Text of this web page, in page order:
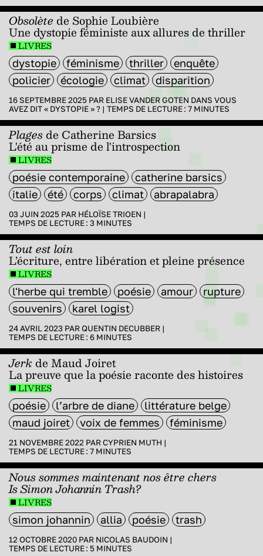
Obsolète de Sophie Loubière
Une dystopie féministe aux allures de thriller
LIVRES
dystopie féminisme thriller
enquête
policier
écologie climat disparition
16 SEPTEMBRE 2025 PAR ELISE VANDER GOTEN DANS VOUS
AVEZ DIT « DYSTOPIE » ? | TEMPS DE LECTURE : 7 MINUTES
Plagesde Catherine Barsics
L'été au prisme de l'introspection
LIVRES
poésie contemporaine
catherine barsics
italie
été corps climat abrapalabra
03 JUIN 2025 PAR HÉLOÏSE TRIOEN |
TEMPS DE LECTURE : 3 MINUTES
Tout est loin
L’écriture, entre libération et pleine présence
LIVRES
l'herbe qui tremble poésie amour
rupture
souvenirs
karel logist
24 AVRIL 2023 PARQUENTIN DECUBBER |
TEMPS DE LECTURE : 6 MINUTES
Jerk de Maud Joiret
La preuve que la poésie raconte des histoires
LIVRES
poésie l’arbre de diane
littérature belge
maud joiret
voix de femmes féminisme
21 NOVEMBRE 2022 PARCYPRIEN MUTH |
TEMPS DE LECTURE : 7 MINUTES
Nous sommes maintenant nos être chers
Is Simon Johannin Trash?
LIVRES
simon johannin allia poésie trash
12 OCTOBRE 2020 PAR NICOLAS BAUDOIN |
TEMPS DE LECTURE : 5 MINUTES